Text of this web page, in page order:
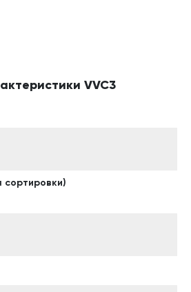
VVC3
сортировки)